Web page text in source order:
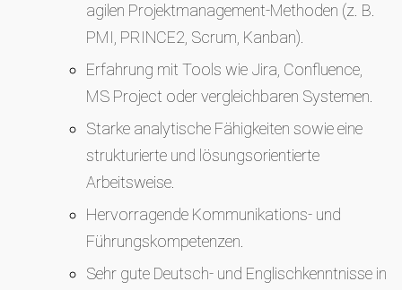
agilen Projektmanagement-Methoden (z. B.
PMI, PRINCE2, Scrum, Kanban).
Erfahrung mit Tools wie Jira, Confluence,
MS Project oder vergleichbaren Systemen.
Starke analytische Fähigkeiten sowie eine
strukturierte und lösungsorientierte
Arbeitsweise.
Hervorragende Kommunikations- und
Führungskompetenzen.
Sehr gute Deutsch- und Englischkenntnisse in